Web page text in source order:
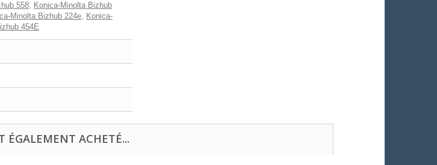
558, Konica-Minolta Bizhub
Minolta Bizhub 224e, Konica-
454E
ÉGALEMENT ACHETÉ...